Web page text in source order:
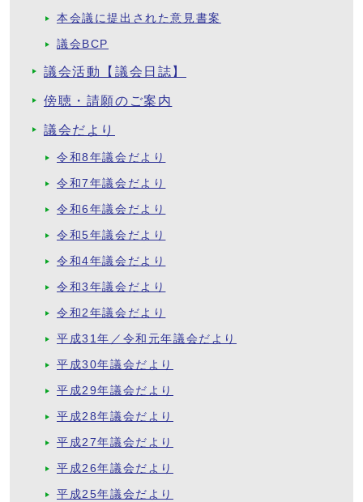
本会議に提出された意見書案
議会BCP
議会活動【議会日誌】
傍聴・請願のご案内
議会だより
令和8年議会だより
令和7年議会だより
令和6年議会だより
令和5年議会だより
令和4年議会だより
令和3年議会だより
令和2年議会だより
平成31年／令和元年議会だより
平成30年議会だより
平成29年議会だより
平成28年議会だより
平成27年議会だより
平成26年議会だより
平成25年議会だより